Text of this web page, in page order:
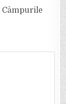
Câmpurile